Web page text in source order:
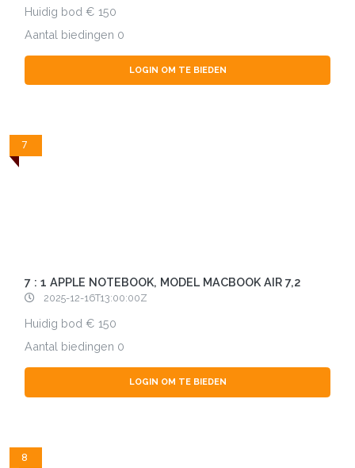
Huidig bod
150
Aantal biedingen 0
LOGIN OM TE BIEDEN
7
7 : 1 APPLE NOTEBOOK, MODEL MACBOOK AIR 7,2
2025-12-16T13:00:00Z
Huidig bod
150
Aantal biedingen 0
LOGIN OM TE BIEDEN
8